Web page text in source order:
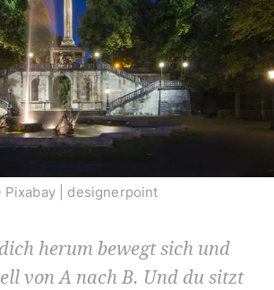
| designerpoint
herum bewegt sich und
von A nach B. Und du sitzt